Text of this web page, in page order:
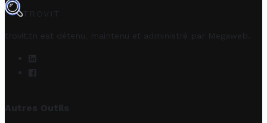
TROVIT
trovit.tn est détenu, maintenu et administré par Megaweb
Autres Outils